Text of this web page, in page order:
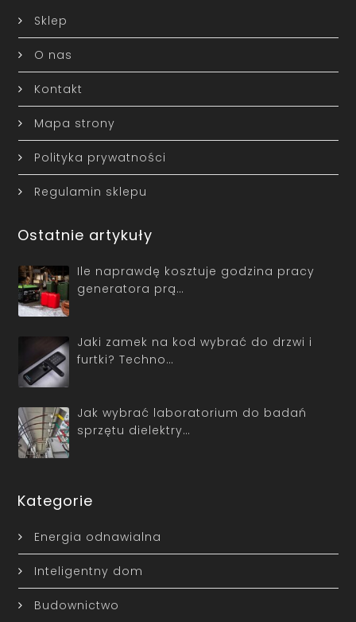
Sklep
O nas
Kontakt
Mapa strony
Polityka prywatności
Regulamin sklepu
Ostatnie artykuły
Ile naprawdę kosztuje godzina pracy
generatora prą…
Jaki zamek na kod wybrać do drzwi i
furtki? Techno…
Jak wybrać laboratorium do badań
sprzętu dielektry…
Kategorie
Energia odnawialna
Inteligentny dom
Budownictwo